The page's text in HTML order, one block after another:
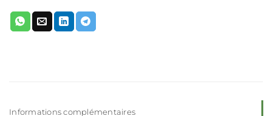
Informations complémentaires